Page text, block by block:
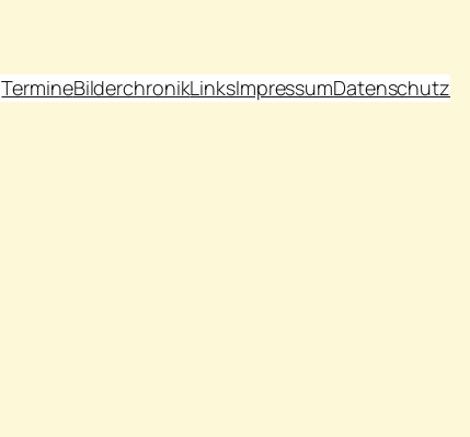
TermineBilderchronikLinksImpressumDatenschutz